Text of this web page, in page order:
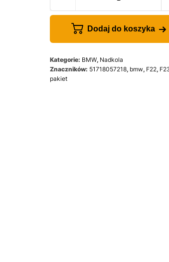
Dodaj do koszyka
Kategorie: BMW, Nadkola
Znaczników: 51718057218, bmw, F22,
pakiet